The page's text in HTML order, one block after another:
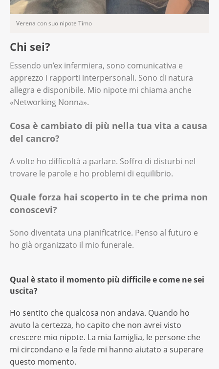
Verena con suo nipote Timo
Chi sei?
Essendo un’ex infermiera, sono comunicativa e
apprezzo i rapporti interpersonali. Sono di natura
allegra e disponibile. Mio nipote mi chiama anche
«Networking Nonna».
Cosa è cambiato di più nella tua vita a causa
del cancro?
A volte ho difficoltà a parlare. Soffro di disturbi nel
trovare le parole e ho problemi di equilibrio.
Quale forza hai scoperto in te che prima non
conoscevi?
Sono diventata una pianificatrice. Penso al futuro e
ho già organizzato il mio funerale.
Qual è stato il momento più difficile e come ne sei
uscita?
Ho sentito che qualcosa non andava. Quando ho
avuto la certezza, ho capito che non avrei visto
crescere mio nipote. La mia famiglia, le persone che
mi circondano e la fede mi hanno aiutato a superare
questo momento.